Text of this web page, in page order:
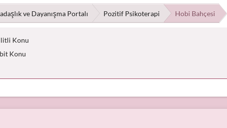
ve Dayanışma Portalı Pozitif Psikoterapi Hobi Bahçesi
Konu
Konu